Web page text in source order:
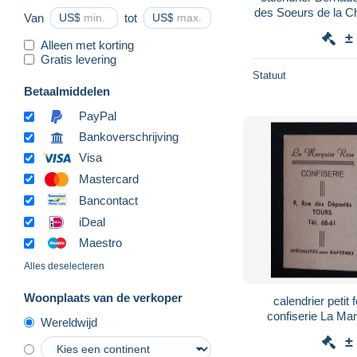
Van US$ tot US$
Alleen met korting
Gratis levering
Betaalmiddelen
PayPal
Bankoverschrijving
Visa
Mastercard
Bancontact
iDeal
Maestro
Alles deselecteren
Woonplaats van de verkoper
Wereldwijd
des Soeurs de la
±
Statuut
calendrier petit
confiserie La
±